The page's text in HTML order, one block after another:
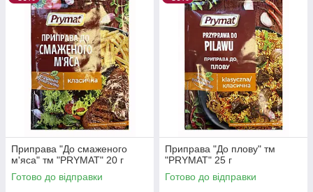
Приправа "До смаженого
м'яса" тм "PRYMAT" 20 г
Готово до відправки
Приправа "До плову" тм
"PRYMAT" 25 г
Готово до відправки